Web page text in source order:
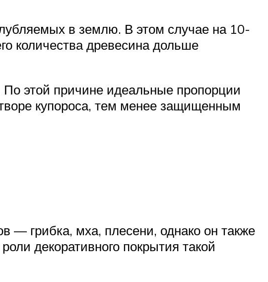
в землю. В этом случае на 10-
количества древесина дольше
этой причине идеальные пропорции
купороса, тем менее защищенным
— грибка, мха, плесени, однако он также
декоративного покрытия такой